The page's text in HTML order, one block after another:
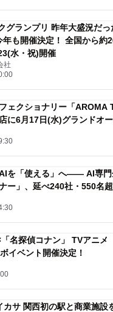
グランプリ 昨年大盛況だ
年も開催決定！ 全国から約
水・祝)開催
社
ェクショナリー「AROMA
に6月17日(水)グランドオ
を「使える」へ―― AI専門
ー」、延べ240社・550名
「名探偵コナン」 TVアニメ
イベント開催決定！
カサ 関西初の駅と商業施設